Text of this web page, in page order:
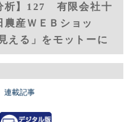
析】127 有限会社十
産ＷＥＢショッ
える」をモットーに
連載記事